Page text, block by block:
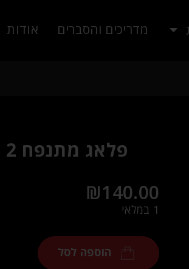
מדריכים והסברים אודות
₪140.00
1 במלאי
הוספה לסל